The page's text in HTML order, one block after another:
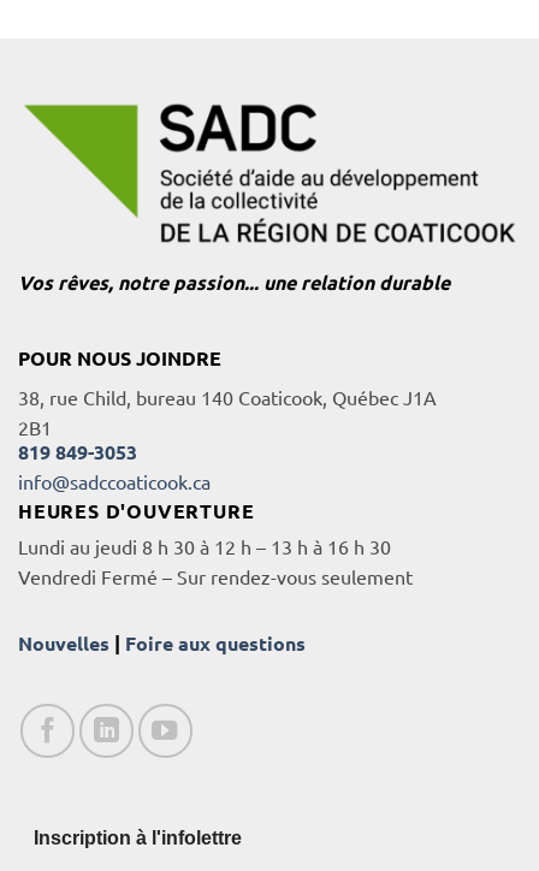
Vos rêves, notre passion... une relation durable
POUR NOUS JOINDRE
38, rue Child, bureau 140 Coaticook, Québec J1A
2B1
819 849-3053
info@sadccoaticook.ca
HEURES D'OUVERTURE
Lundi au jeudi 8 h 30 à 12 h – 13 h à 16 h 30
Vendredi Fermé – Sur rendez-vous seulement
Nouvelles | Foire aux questions
Inscription à l'infolettre